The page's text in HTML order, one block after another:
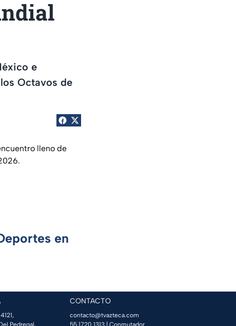
e
Octavos de
lleno de
en
Pedregal,
CONTACTO
contacto@tvazteca.com
55 1720 1313 | Conmutador